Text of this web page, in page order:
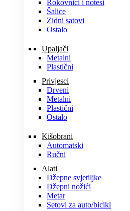
Rokovnici i notesi
Šalice
Zidni satovi
Ostalo
Upaljači
Metalni
Plastični
Privjesci
Drveni
Metalni
Plastični
Ostalo
Kišobrani
Automatski
Ručni
Alati
Džepne svjetiljke
Džepni nožići
Metar
Setovi za auto/bicikl